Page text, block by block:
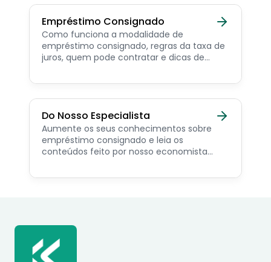
Empréstimo Consignado
Como funciona a modalidade de
empréstimo consignado, regras da taxa de
juros, quem pode contratar e dicas de
Do Nosso Especialista
Aumente os seus conhecimentos sobre
empréstimo consignado e leia os
conteúdos feito por nosso economista